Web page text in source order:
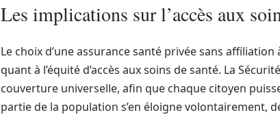
Les implications sur l’accès aux
Le choix d’une assurance santé privée sans
quant à l’équité d’accès aux soins de santé. La
couverture universelle, afin que chaque citoyen
partie de la population s’en éloigne volontairement,